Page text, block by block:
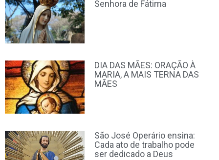
Senhora de Fátima
DIA DAS MÃES: ORAÇÃO À
MARIA, A MAIS TERNA DAS
MÃES
São José Operário ensina:
Cada ato de trabalho pode
ser dedicado a Deus